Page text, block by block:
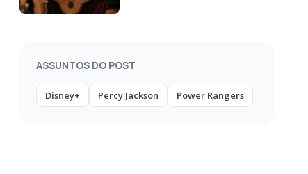
ASSUNTOS DO POST
Disney+ Percy Jackson Power Rangers